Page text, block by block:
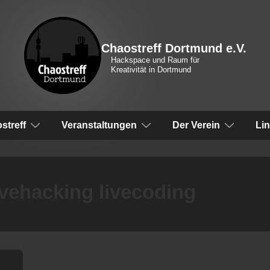
Chaostreff Dortmund e.V.
Hackspace und Raum für
Kreativität in Dortmund
Veranstaltungen Der Verein